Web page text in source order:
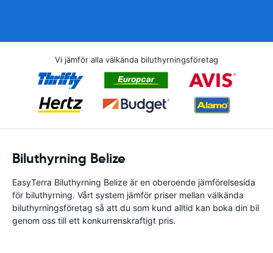
Vi jämför alla välkända biluthyrningsföretag
Biluthyrning Belize
EasyTerra Biluthyrning Belize är en oberoende jämförelsesida
för biluthyrning. Vårt system jämför priser mellan välkända
biluthyrningsföretag så att du som kund alltid kan boka din bil
genom oss till ett konkurrenskraftigt pris.